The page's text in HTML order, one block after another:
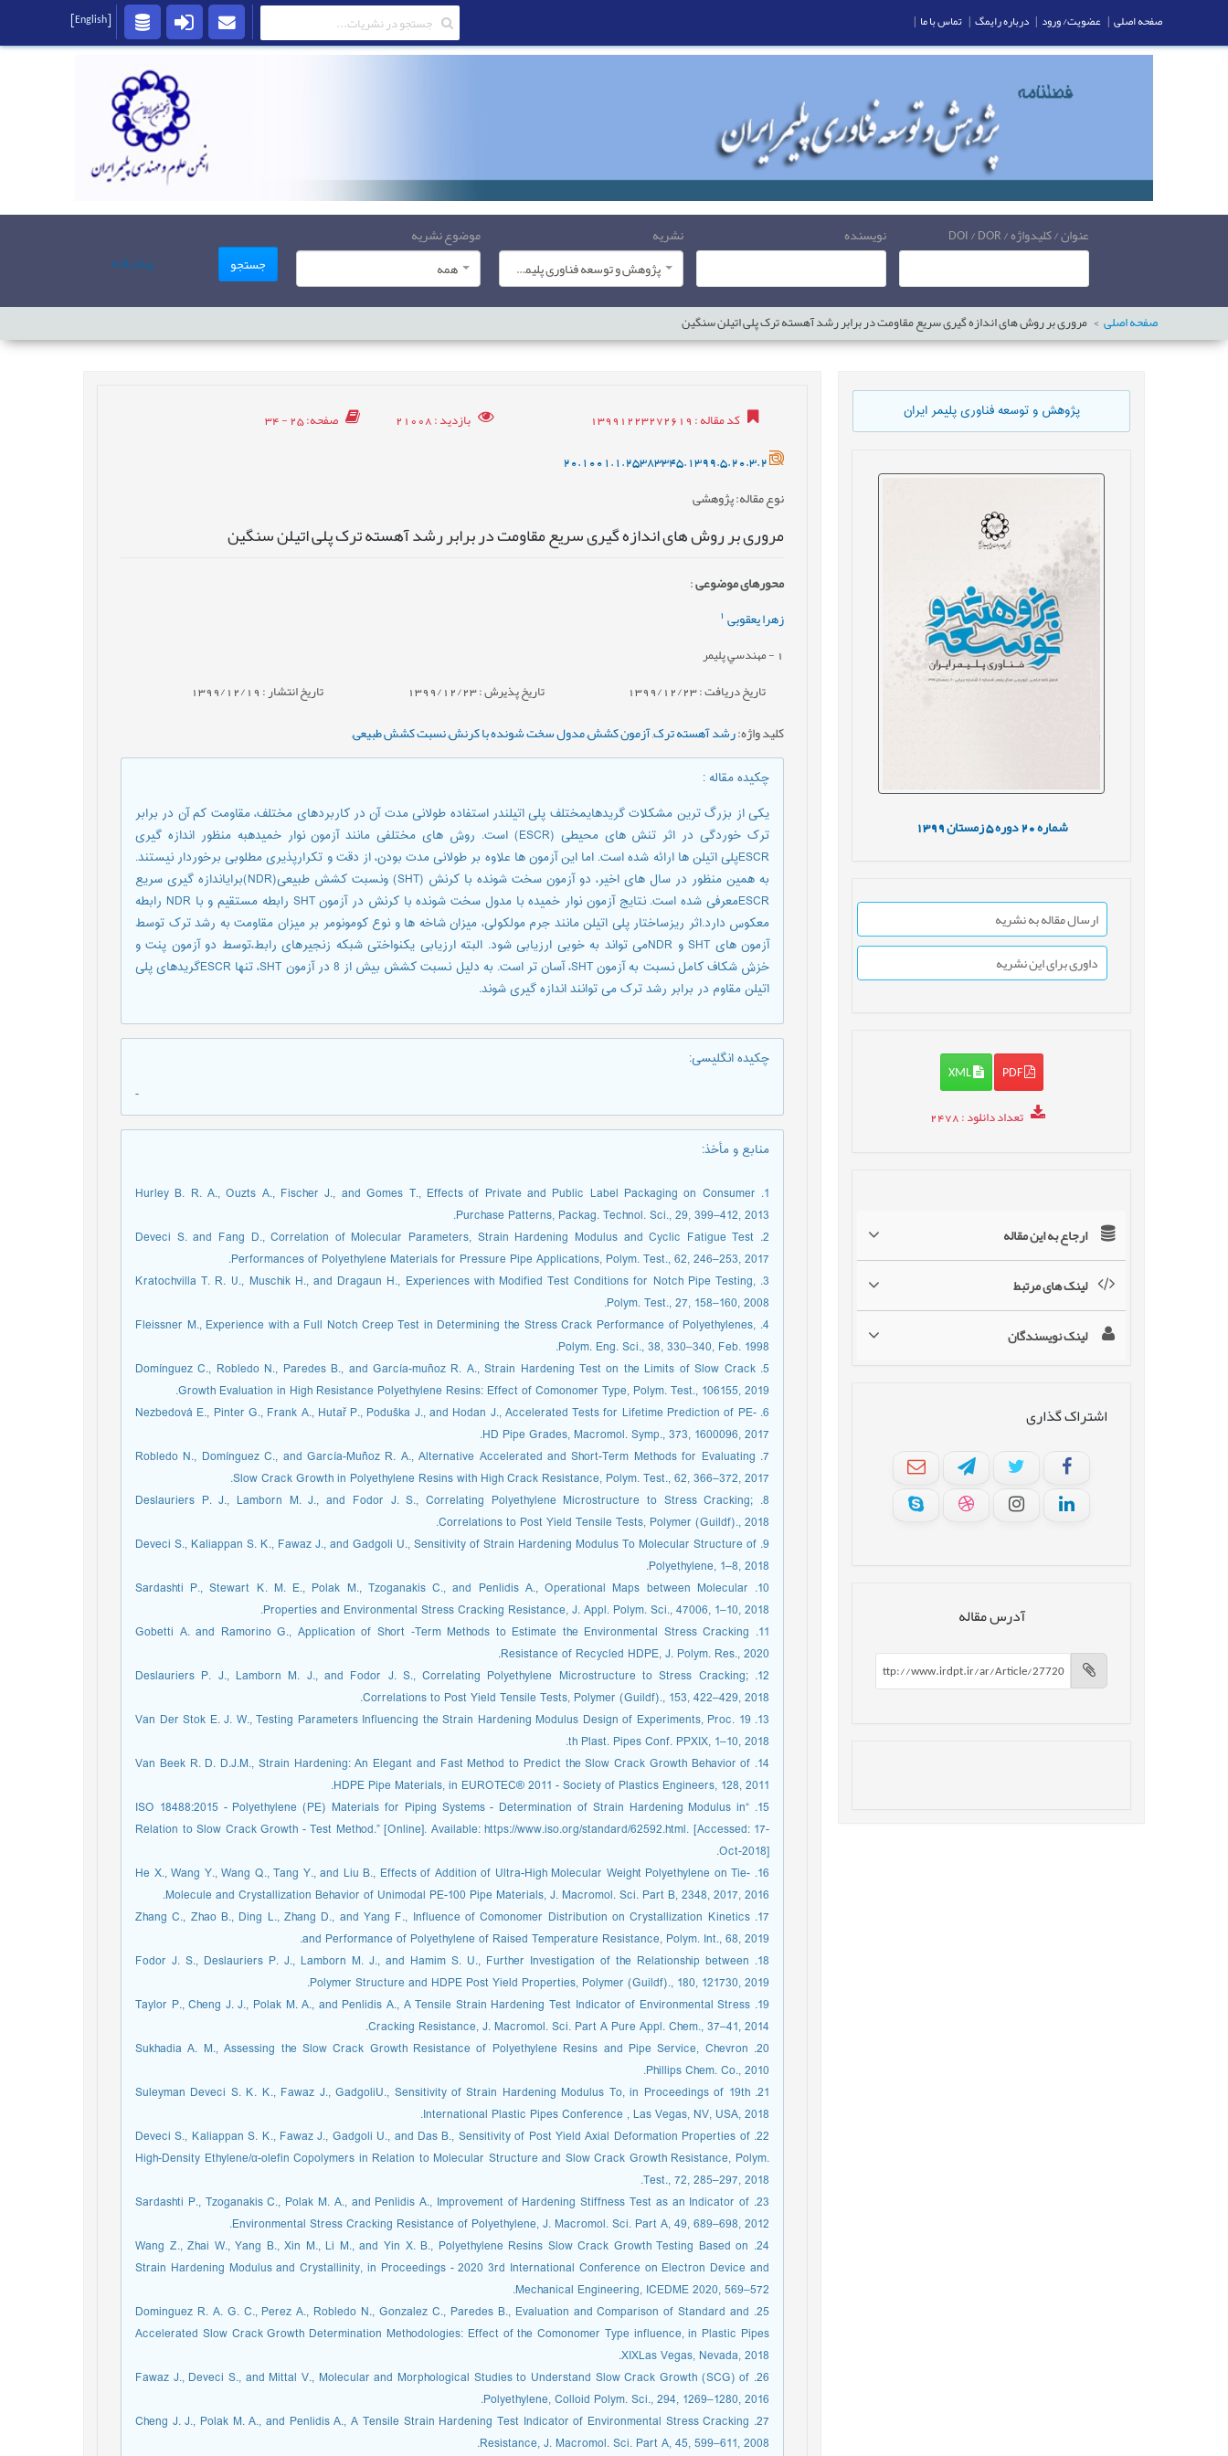
عنوان / کلیدواژه / DOI / DOR نویسنده
نشریه
پژوهش و توسعه فناوری پلیمر ایران
موضوع نشریه
همه
جستجو پیشرفته
صفحه اصلی مروری بر روش های اندازه گیری سریع مقاومت در برابر رشد آهسته ترک پلی اتیلن سنگین
پژوهش و توسعه فناوری پلیمر ایران
شماره دوره5 زمستان1399
ارسال مقاله به نشریه
داوری برای این نشریه
PDF
XML
تعداد دانلود: 2478
ارجاع به این مقاله
لینک های مرتبط
لینک نویسندگان
اشتراک گذاری
آدرس مقاله
کد مقاله: 13991223272619 بازدید: 21008 صفحه: 25 - 34
20.1001.1.25383345.1399.5.20.3.2
نوع مقاله: پژوهشی
مروری بر روش های اندازه گیری سریع مقاومت در برابر رشد آهسته ترک پلی اتیلن سنگین
محورهای موضوعی:
زهرا یعقوبی 1
1 - مهندسي پليمر
تاریخ دریافت : 1399/12/23 تاریخ پذیرش : 1399/12/23 تاریخ انتشار : 1399/12/19
کلید واژه:رشد آهسته ترک,آزمون کشش,مدول سخت شونده با کرنش,نسبت کشش طبیعی,
چکیده مقاله:
یکی از بزرگ ترین مشکلات گریدهایمختلف پلی اتیلندر استفاده طولانی مدت آن در کاربردهای مختلف، مقاومت کم آن در برابر
ترک خوردگی در اثر تنش های محیطی (ESCR) است. روش های مختلفی مانند آزمون نوار خمیدهبه منظور اندازه گیری
ESCRپلی اتیلن ها ارائه شده است. اما این آزمون ها علاوه بر طولانی مدت بودن، از دقت و تکرارپذیری مطلوبی برخوردار نیستند.
به همین منظور در سال های اخیر، دو آزمون سخت شونده با کرنش (SHT) ونسبت کشش طبیعی(NDR)برایاندازه گیری سریع
ESCRمعرفی شده است. نتایج آزمون نوار خمیده با مدول سخت شونده با کرنش در آزمون SHT رابطه مستقیم و با NDR رابطه
معکوس دارد.اثر ریزساختار پلی اتیلن مانند جرم مولکولی، میزان شاخه ها و نوع کومونومر بر میزان مقاومت به رشد ترک توسط
آزمون های SHT و NDRمی تواند به خوبی ارزیابی شود. البته ارزیابی یکنواختی شبکه زنجیرهای رابط،توسط دو آزمون پنت و
خزش شکاف کامل نسبت به آزمون SHT، آسان تر است. به دلیل نسبت کشش بیش از 8 در آزمون SHT، تنها ESCRگریدهای پلی
اتیلن مقاوم در برابر رشد ترک می توانند اندازه گیری شوند.
چکیده انگلیسی:
-
منابع و مأخذ:
1. Hurley B. R. A., Ouzts A., Fischer J., and Gomes T., Effects of Private and Public Label Packaging on Consumer
Purchase Patterns, Packag. Technol. Sci., 29, 399–412, 2013.
2. Deveci S. and Fang D., Correlation of Molecular Parameters, Strain Hardening Modulus and Cyclic Fatigue Test
Performances of Polyethylene Materials for Pressure Pipe Applications, Polym. Test., 62, 246–253, 2017.
3. Kratochvilla T. R. U., Muschik H., and Dragaun H., Experiences with Modified Test Conditions for Notch Pipe Testing,
Polym. Test., 27, 158–160, 2008.
4. Fleissner M., Experience with a Full Notch Creep Test in Determining the Stress Crack Performance of Polyethylenes,
Polym. Eng. Sci., 38, 330–340, Feb. 1998.
5. Domínguez C., Robledo N., Paredes B., and García-muñoz R. A., Strain Hardening Test on the Limits of Slow Crack
Growth Evaluation in High Resistance Polyethylene Resins: Effect of Comonomer Type, Polym. Test., 106155, 2019.
6. Nezbedová E., Pinter G., Frank A., Hutař P., Poduška J., and Hodan J., Accelerated Tests for Lifetime Prediction of PE-
HD Pipe Grades, Macromol. Symp., 373, 1600096, 2017.
7. Robledo N., Domínguez C., and García-Muñoz R. A., Alternative Accelerated and Short-Term Methods for Evaluating
Slow Crack Growth in Polyethylene Resins with High Crack Resistance, Polym. Test., 62, 366–372, 2017.
8. Deslauriers P. J., Lamborn M. J., and Fodor J. S., Correlating Polyethylene Microstructure to Stress Cracking;
Correlations to Post Yield Tensile Tests, Polymer (Guildf)., 2018.
9. Deveci S., Kaliappan S. K., Fawaz J., and Gadgoli U., Sensitivity of Strain Hardening Modulus To Molecular Structure of
Polyethylene, 1–8, 2018.
10. Sardashti P., Stewart K. M. E., Polak M., Tzoganakis C., and Penlidis A., Operational Maps between Molecular
Properties and Environmental Stress Cracking Resistance, J. Appl. Polym. Sci., 47006, 1–10, 2018.
11. Gobetti A. and Ramorino G., Application of Short ‑Term Methods to Estimate the Environmental Stress Cracking
Resistance of Recycled HDPE, J. Polym. Res., 2020.
12. Deslauriers P. J., Lamborn M. J., and Fodor J. S., Correlating Polyethylene Microstructure to Stress Cracking;
Correlations to Post Yield Tensile Tests, Polymer (Guildf)., 153, 422–429, 2018.
13. Van Der Stok E. J. W., Testing Parameters Influencing the Strain Hardening Modulus Design of Experiments, Proc. 19
th Plast. Pipes Conf. PPXIX, 1–10, 2018.
14. Van Beek R. D. D.J.M., Strain Hardening: An Elegant and Fast Method to Predict the Slow Crack Growth Behavior of
HDPE Pipe Materials, in EUROTEC® 2011 - Society of Plastics Engineers, 128, 2011.
15. “ISO 18488:2015 - Polyethylene (PE) Materials for Piping Systems - Determination of Strain Hardening Modulus in
Relation to Slow Crack Growth - Test Method.” [Online]. Available: https://www.iso.org/standard/62592.html. [Accessed: 17-
Oct-2018].
16. He X., Wang Y., Wang Q., Tang Y., and Liu B., Effects of Addition of Ultra-High Molecular Weight Polyethylene on Tie-
Molecule and Crystallization Behavior of Unimodal PE-100 Pipe Materials, J. Macromol. Sci. Part B, 2348, 2017, 2016.
17. Zhang C., Zhao B., Ding L., Zhang D., and Yang F., Influence of Comonomer Distribution on Crystallization Kinetics
and Performance of Polyethylene of Raised Temperature Resistance, Polym. Int., 68, 2019.
18. Fodor J. S., Deslauriers P. J., Lamborn M. J., and Hamim S. U., Further Investigation of the Relationship between
Polymer Structure and HDPE Post Yield Properties, Polymer (Guildf)., 180, 121730, 2019.
19. Taylor P., Cheng J. J., Polak M. A., and Penlidis A., A Tensile Strain Hardening Test Indicator of Environmental Stress
Cracking Resistance, J. Macromol. Sci. Part A Pure Appl. Chem., 37–41, 2014.
20. Sukhadia A. M., Assessing the Slow Crack Growth Resistance of Polyethylene Resins and Pipe Service, Chevron
Phillips Chem. Co., 2010.
21. Suleyman Deveci S. K. K., Fawaz J., GadgoliU., Sensitivity of Strain Hardening Modulus To, in Proceedings of 19th
International Plastic Pipes Conference , Las Vegas, NV, USA, 2018.
22. Deveci S., Kaliappan S. K., Fawaz J., Gadgoli U., and Das B., Sensitivity of Post Yield Axial Deformation Properties of
High-Density Ethylene/α-olefin Copolymers in Relation to Molecular Structure and Slow Crack Growth Resistance, Polym.
Test., 72, 285–297, 2018.
23. Sardashti P., Tzoganakis C., Polak M. A., and Penlidis A., Improvement of Hardening Stiffness Test as an Indicator of
Environmental Stress Cracking Resistance of Polyethylene, J. Macromol. Sci. Part A, 49, 689–698, 2012.
24. Wang Z., Zhai W., Yang B., Xin M., Li M., and Yin X. B., Polyethylene Resins Slow Crack Growth Testing Based on
Strain Hardening Modulus and Crystallinity, in Proceedings - 2020 3rd International Conference on Electron Device and
Mechanical Engineering, ICEDME 2020, 569–572.
25. Dominguez R. A. G. C., Perez A., Robledo N., Gonzalez C., Paredes B., Evaluation and Comparison of Standard and
Accelerated Slow Crack Growth Determination Methodologies: Effect of the Comonomer Type influence, in Plastic Pipes
XIXLas Vegas, Nevada, 2018.
26. Fawaz J., Deveci S., and Mittal V., Molecular and Morphological Studies to Understand Slow Crack Growth (SCG) of
Polyethylene, Colloid Polym. Sci., 294, 1269–1280, 2016.
27. Cheng J. J., Polak M. A., and Penlidis A., A Tensile Strain Hardening Test Indicator of Environmental Stress Cracking
Resistance, J. Macromol. Sci. Part A, 45, 599–611, 2008.
صفحه اصلی | عضویت/ ورود | درباره رایمگ | تماس با ما |
[English]